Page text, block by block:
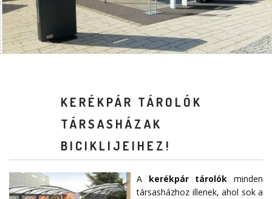
KERÉKPÁR TÁROLÓK
TÁRSASHÁZAK
BICIKLIJEIHEZ!
A kerékpár tárolók minden
társasházhoz illenek, ahol sok a